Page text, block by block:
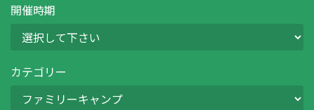
開催時期
カテゴリー